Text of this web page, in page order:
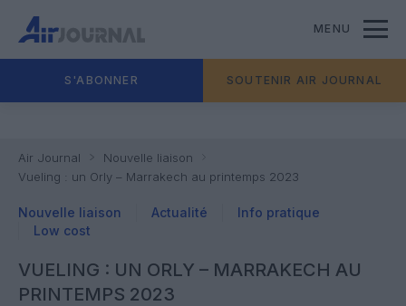
MENU
S'ABONNER SOUTENIR AIR JOURNAL
Air Journal
Nouvelle liaison
Vueling : un Orly – Marrakech au printemps 2023
Nouvelle liaison Actualité
Info pratique
Low cost
VUELING : UN ORLY – MARRAKECH AU
PRINTEMPS 2023